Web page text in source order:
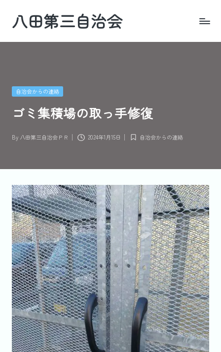
content
八田第三自治会
地Posted
自治会からの連絡
ゴミ集積場の取っ手修復
Posted
By 八田第三自治会ＰＲ 2024年1月15日
Posted
自治会からの連絡